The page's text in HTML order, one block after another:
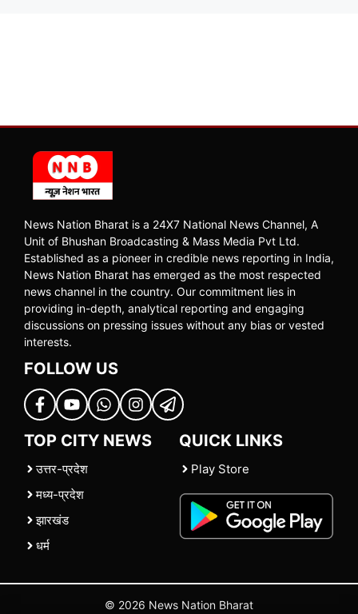
News Nation Bharat is a 24X7 National News Channel, A
Unit of Bhushan Broadcasting & Mass Media Pvt Ltd.
Established as a pioneer in credible news reporting in India,
News Nation Bharat has emerged as the most respected
news channel in the country. Our commitment lies in
providing in-depth, analytical reporting and engaging
discussions on pressing issues without any bias or vested
interests.
FOLLOW US
TOP CITY NEWS
उत्तर-प्रदेश
मध्य-प्रदेश
झारखंड
धर्म
QUICK LINKS
Play Store
© 2026 News Nation Bharat